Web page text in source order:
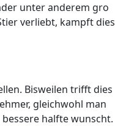
unter anderem gro
verliebt, kampft dies
Bisweilen trifft dies
gleichwohl man
halfte wunscht.